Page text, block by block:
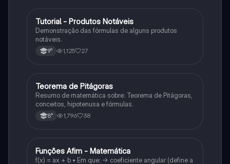
Matematica
Tutorial - Produtos Notáveis
Demonstração das fórmulas de alguns produtos
notáveis.
9° 1,125 27
Matematica
Teorema de Pitágoras
Resumo de matemática sobre: Teorema de Pitágoras,
conceitos, hipotenusa e fórmulas.
8° 1,796 38
Matematica
Funções Afim - Matemática
f(x) = ax + b • Em que: -> coeficiente angular (define a